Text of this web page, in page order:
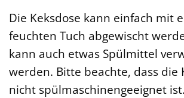
Die Keksdose kann einfach mit
feuchten Tuch abgewischt
kann auch etwas Spülmittel
werden. Bitte beachte, dass die
nicht spülmaschinengeeignet ist.